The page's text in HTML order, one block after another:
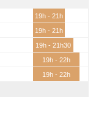
19h - 21h
19h - 21h
19h - 21h30
19h - 22h
19h - 22h